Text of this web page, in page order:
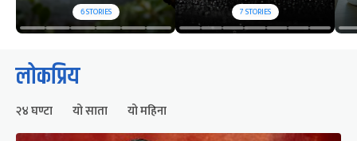
6STORIES 7STORIES
लोकप्रिय
२४ घण्टा यो साता यो महिना